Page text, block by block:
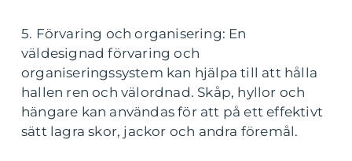
5. Förvaring och organisering: En
väldesignad förvaring och
organiseringssystem kan hjälpa till att hålla
hallen ren och välordnad. Skåp, hyllor och
hängare kan användas för att på ett effektivt
sätt lagra skor, jackor och andra föremål.